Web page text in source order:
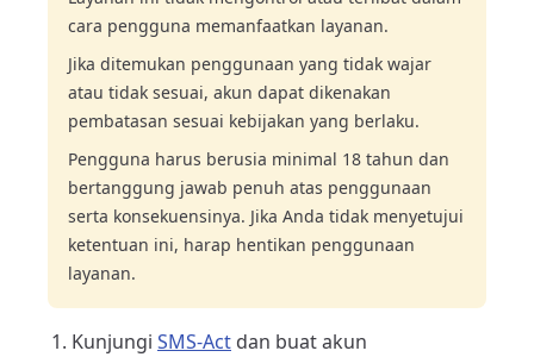
cara pengguna memanfaatkan layanan.
Jika ditemukan penggunaan yang tidak wajar
atau tidak sesuai, akun dapat dikenakan
pembatasan sesuai kebijakan yang berlaku.
Pengguna harus berusia minimal 18 tahun dan
bertanggung jawab penuh atas penggunaan
serta konsekuensinya. Jika Anda tidak menyetujui
ketentuan ini, harap hentikan penggunaan
layanan.
Kunjungi SMS-Act dan buat akun